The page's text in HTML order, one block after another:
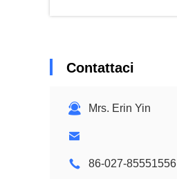
Contattaci
Mrs. Erin Yin
86-027-85551556